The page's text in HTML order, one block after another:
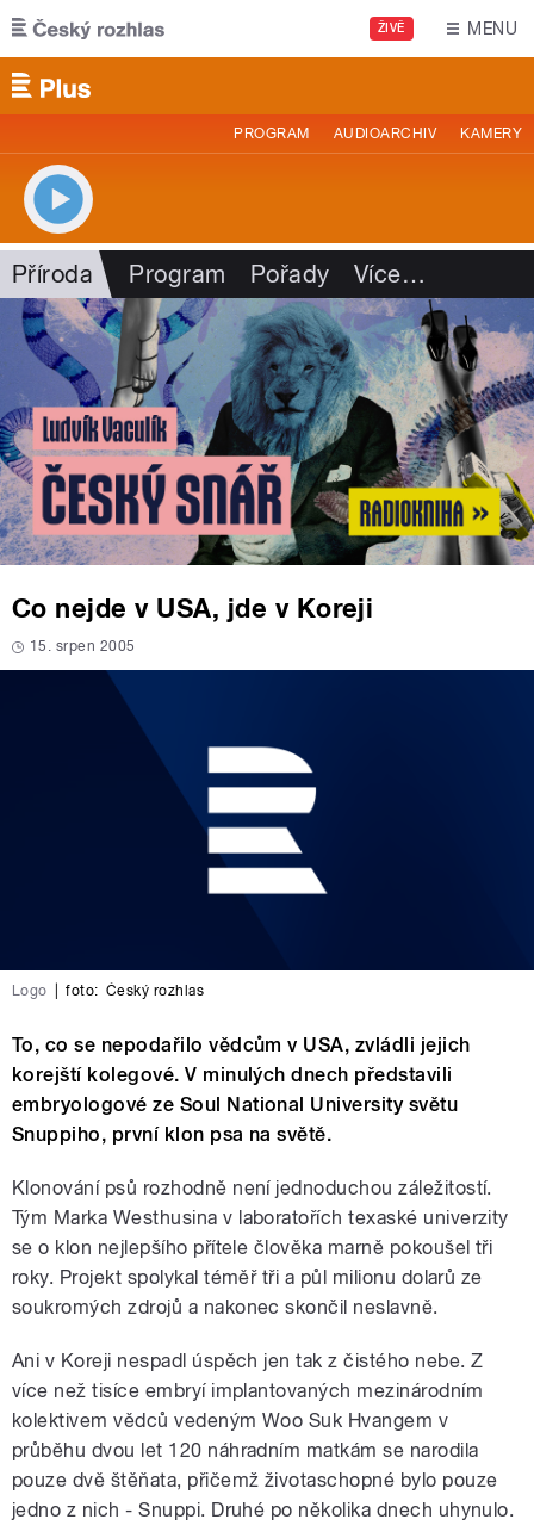
Přejít k hlavnímu obsahu
ŽIVĚ MENU
PROGRAM AUDIOARCHIV KAMERY
Příroda Program Pořady Více…
Co nejde v USA, jde v Koreji
15. srpen 2005
Logo foto: Český rozhlas
To, co se nepodařilo vědcům v USA, zvládli jejich
korejští kolegové. V minulých dnech představili
embryologové ze Soul National University světu
Snuppiho, první klon psa na světě.
Klonování psů rozhodně není jednoduchou záležitostí.
Tým Marka Westhusina v laboratořích texaské univerzity
se o klon nejlepšího přítele člověka marně pokoušel tři
roky. Projekt spolykal téměř tři a půl milionu dolarů ze
soukromých zdrojů a nakonec skončil neslavně.
Ani v Koreji nespadl úspěch jen tak z čistého nebe. Z
více než tisíce embryí implantovaných mezinárodním
kolektivem vědců vedeným Woo Suk Hvangem v
průběhu dvou let 120 náhradním matkám se narodila
pouze dvě štěňata, přičemž životaschopné bylo pouze
jedno z nich - Snuppi. Druhé po několika dnech uhynulo.